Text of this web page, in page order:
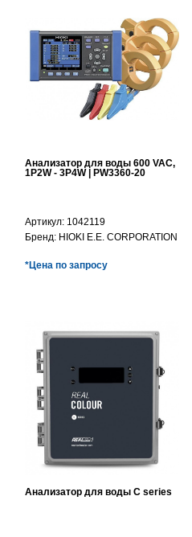
Анализатор для воды 600 VAC,
1P2W - 3P4W | PW3360-20
Артикул: 1042119
Бренд: HIOKI E.E. CORPORATION
*Цена по запросу
Анализатор для воды C series